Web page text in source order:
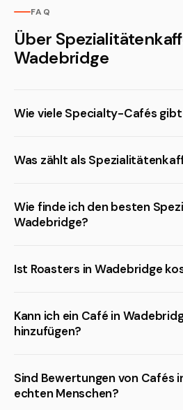
FAQ
Über
Wadebridge
Wie viele Specialty-Cafés
Was zählt als
Wie finde ich den besten
Wadebridge?
Ist Roasters in Wadebridge
Kann ich ein Café in
hinzufügen?
Sind Bewertungen von Cafés
echten Menschen?